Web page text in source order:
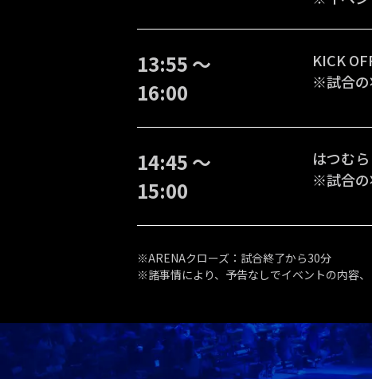
13:55 〜
16:00
KICK
※試合の
14:45 〜
15:00
はつむ
※試合の
※ARENAクローズ：試合終了から30分
※諸事情により、予告なしでイベントの内容